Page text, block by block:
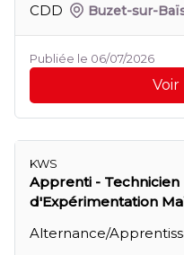
CDD Buzet-sur-
Publiée le 06/07/2026
KWS
Apprenti - Technicien
d'Expérimentation
Alternance/